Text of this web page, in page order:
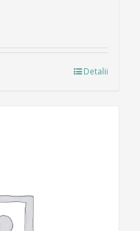
Detalii